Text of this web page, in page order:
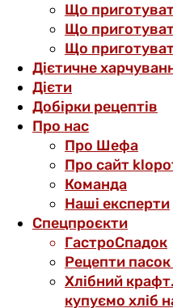
Що
Що
Що
Дієтичне
Дієти
Добірки рецептів
Про нас
Про Шефа
Про сайт
Команда
Наші експерти
Спецпроєкти
ГастроСпадок
Рецепти
Хлібний
купуємо хліб